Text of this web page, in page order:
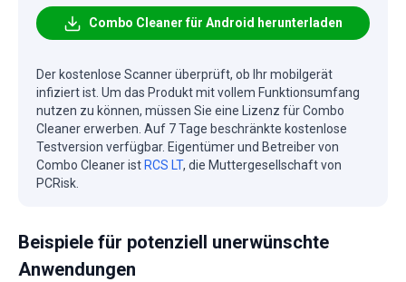
Combo Cleaner für Android herunterladen
Der kostenlose Scanner überprüft, ob Ihr mobilgerät
infiziert ist. Um das Produkt mit vollem Funktionsumfang
nutzen zu können, müssen Sie eine Lizenz für Combo
Cleaner erwerben. Auf 7 Tage beschränkte kostenlose
Testversion verfügbar. Eigentümer und Betreiber von
Combo Cleaner ist RCS LT, die Muttergesellschaft von
PCRisk.
Beispiele für potenziell unerwünschte
Anwendungen